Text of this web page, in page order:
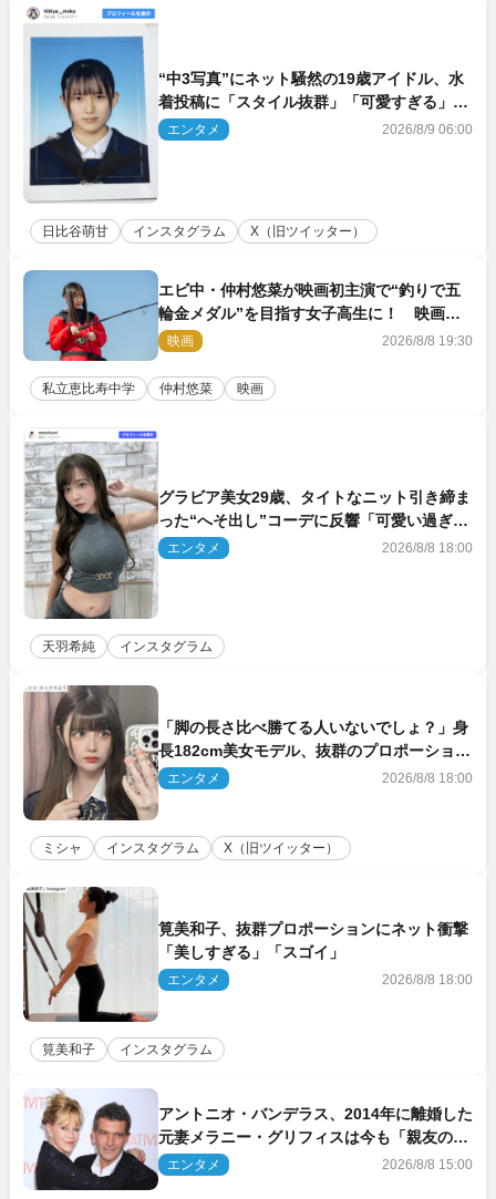
“中3写真”にネット騒然の19歳アイドル、水
着投稿に「スタイル抜群」「可愛すぎる」と
絶賛の声
エンタメ 2026/8/9 06:00
日比谷萌甘 インスタグラム X（旧ツイッター）
エビ中・仲村悠菜が映画初主演で“釣りで五
輪金メダル”を目指す女子高生に！ 映画
『つりこまち』今秋公開
映画 2026/8/8 19:30
私立恵比寿中学 仲村悠菜 映画
グラビア美女29歳、タイトなニット引き締ま
った“へそ出し”コーデに反響「可愛い過ぎ
る」
エンタメ 2026/8/8 18:00
天羽希純 インスタグラム
「脚の長さ比べ勝てる人いないでしょ？」身
長182cm美女モデル、抜群のプロポーション
にネット衝撃
エンタメ 2026/8/8 18:00
ミシャ インスタグラム X（旧ツイッター）
筧美和子、抜群プロポーションにネット衝撃
「美しすぎる」「スゴイ」
エンタメ 2026/8/8 18:00
筧美和子 インスタグラム
アントニオ・バンデラス、2014年に離婚した
元妻メラニー・グリフィスは今も「親友の一
人」
エンタメ 2026/8/8 15:00